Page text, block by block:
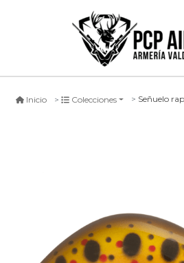
Inicio Colecciones Señuelo